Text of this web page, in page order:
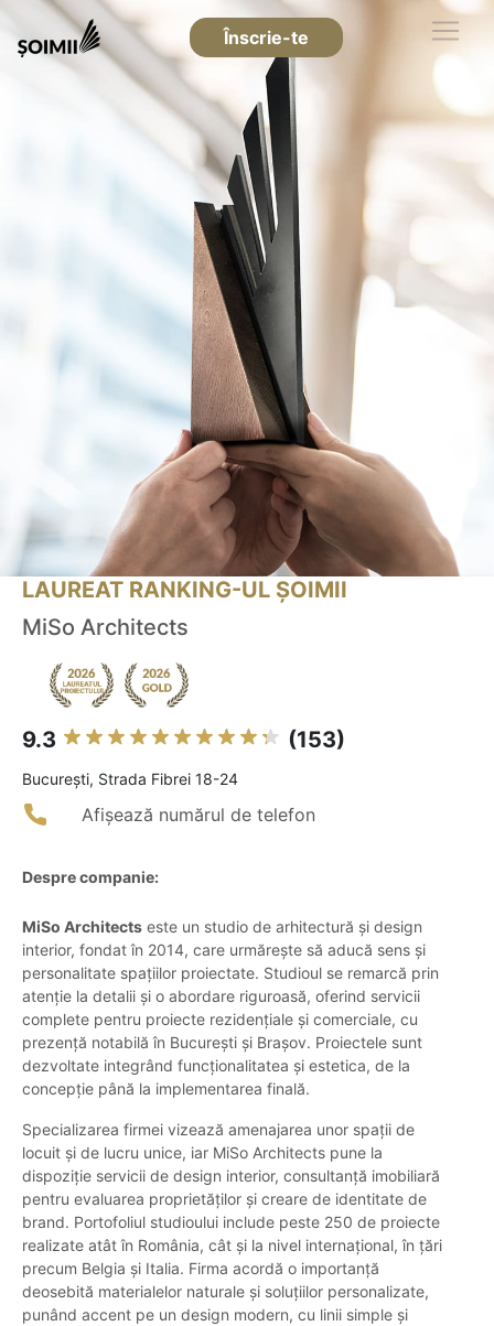
Înscrie-te
LAUREAT RANKING-UL ȘOIMII
MiSo Architects
9.3 (153)
Bucureşti, Strada Fibrei 18-24
Afișează numărul de telefon
Despre companie:
MiSo Architects este un studio de arhitectură și design
interior, fondat în 2014, care urmărește să aducă sens și
personalitate spațiilor proiectate. Studioul se remarcă prin
atenție la detalii și o abordare riguroasă, oferind servicii
complete pentru proiecte rezidențiale și comerciale, cu
prezență notabilă în București și Brașov. Proiectele sunt
dezvoltate integrând funcționalitatea și estetica, de la
concepție până la implementarea finală.
Specializarea firmei vizează amenajarea unor spații de
locuit și de lucru unice, iar MiSo Architects pune la
dispoziție servicii de design interior, consultanță imobiliară
pentru evaluarea proprietăților și creare de identitate de
brand. Portofoliul studioului include peste 250 de proiecte
realizate atât în România, cât și la nivel internațional, în țări
precum Belgia și Italia. Firma acordă o importanță
deosebită materialelor naturale și soluțiilor personalizate,
punând accent pe un design modern, cu linii simple și